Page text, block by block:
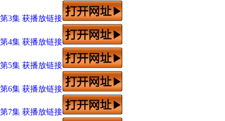
第3集 获播放链接
第4集 获播放链接
第5集 获播放链接
第6集 获播放链接
第7集 获播放链接